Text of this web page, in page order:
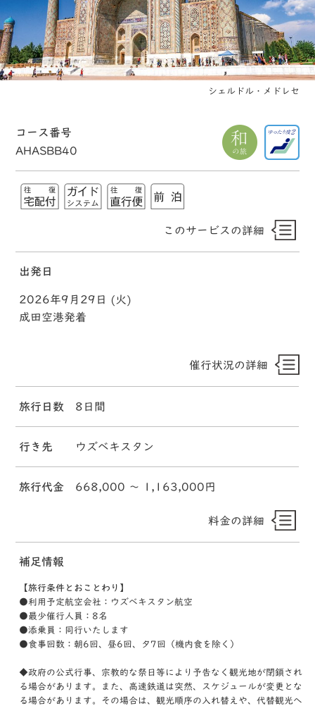
シェルドル・メドレセ
コース番号
AHASBB40
このサービスの詳細
出発日
2026年9月29日 (火)
成田空港発着
催行状況の詳細
旅行日数 8日間
行き先 ウズベキスタン
旅行代金 668,000 〜 1,163,000円
料金の詳細
補足情報
【旅行条件とおことわり】
●利用予定航空会社：ウズベキスタン航空
●最少催行人員：8名
●添乗員：同行いたします
●食事回数：朝6回、昼6回、夕7回（機内食を除く）
◆政府の公式行事、宗教的な祭日等により予告なく観光地が閉鎖され
る場合があります。また、高速鉄道は突然、スケジュールが変更とな
る場合があります。その場合は、観光順序の入れ替えや、代替観光へ